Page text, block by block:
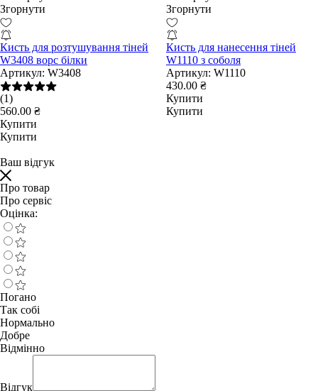
Згорнути
Кисть для розтушування тіней
W3408 ворс білки
Артикул: W3408
(1)
560.00 ₴
Купити
Купити
Згорнути
Кисть для нанесення тіней
W1110 з соболя
Артикул: W1110
430.00 ₴
Купити
Купити
Ваш відгук
Про товар
Про сервіс
Оцінка:
Погано
Так собі
Нормально
Добре
Відмінно
Відгук